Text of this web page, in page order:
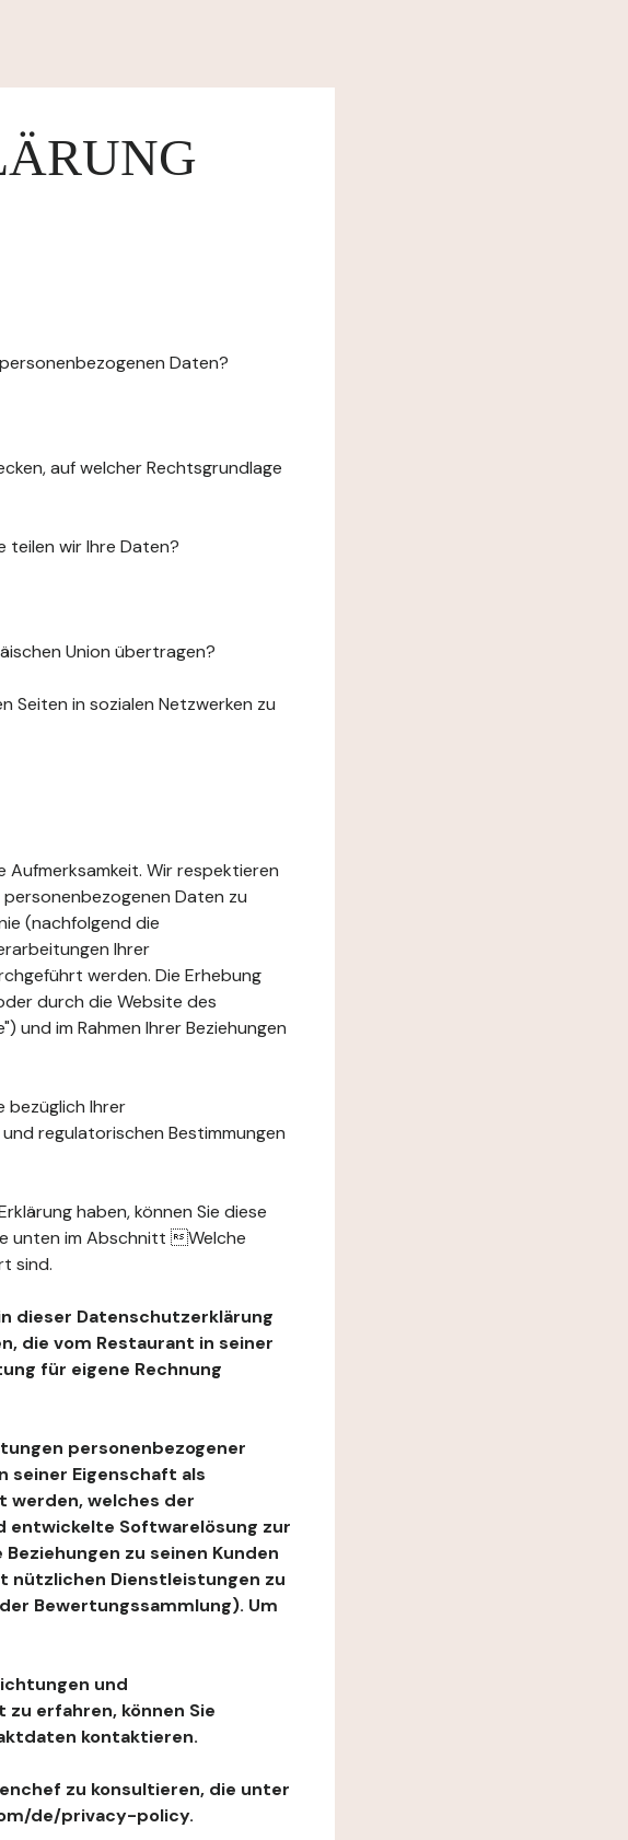
Daten?
auf welcher Rechtsgrundlage
teilen wir Ihre Daten?
Union übertragen?
Seiten in sozialen Netzwerken zu
Wir respektieren
Daten zu
(nachfolgend die
Ihrer
werden. Die Erhebung
durch die Website des
im Rahmen Ihrer Beziehungen
bezüglich Ihrer
regulatorischen Bestimmungen
haben, können Sie diese
unten im Abschnitt Welche
sind.
dieser Datenschutzerklärung
die vom Restaurant in seiner
für eigene Rechnung
personenbezogener
seiner Eigenschaft als
welches der
entwickelte Softwarelösung zur
zu seinen Kunden
nützlichen Dienstleistungen zu
Bewertungssammlung). Um
und
erfahren, können Sie
kontaktieren.
zu konsultieren, die unter
de/privacy-policy.